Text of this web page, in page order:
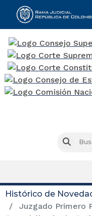
Histórico de
Juzgado Primero